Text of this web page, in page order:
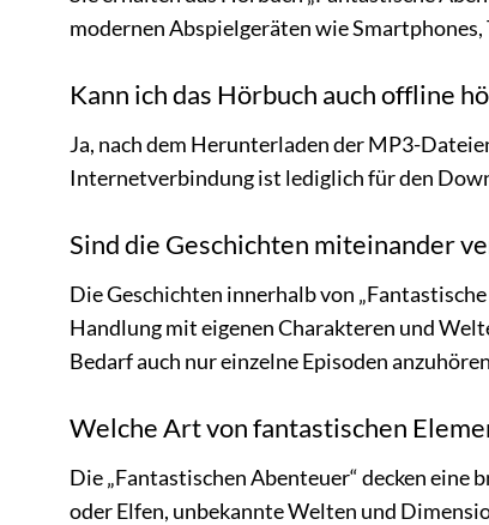
modernen Abspielgeräten wie
Kann ich das Hörbuch auch offline
Ja, nach dem Herunterladen der MP3-
Internetverbindung ist lediglich für den
Sind die Geschichten miteinander
Die Geschichten innerhalb von
Handlung mit eigenen Charakteren und
Bedarf auch nur einzelne Episoden
Welche Art von fantastischen
Die „Fantastischen Abenteuer“ decken
oder Elfen, unbekannte Welten und